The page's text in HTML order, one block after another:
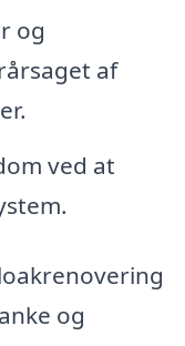
og
af
ved at
og